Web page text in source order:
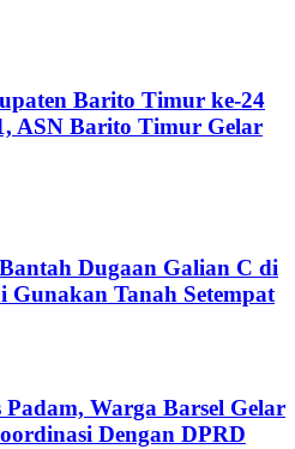
Barito Timur ke-24
ASN Barito Timur Gelar
Dugaan Galian C di
Gunakan Tanah Setempat
Warga Barsel Gelar
Dengan DPRD